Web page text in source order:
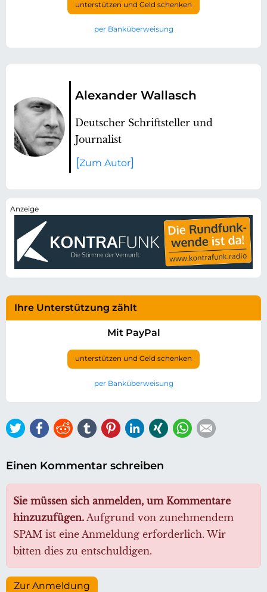
unterstützen und Geld schenken
per Banküberweisung
Alexander Wallasch
Deutscher Schriftsteller und
Journalist
Zum Autor
Ihre Unterstützung zählt
Mit PayPal
unterstützen und Geld schenken
per Banküberweisung
TwitterFacebook
ReddittumblrPinterestLinkedIn
Xing WhatsApp
Einen Kommentar schreiben
Sie müssen sich anmelden, um Kommentare
hinzuzufügen. Aufgrund von zunehmendem
SPAM ist eine Anmeldung erforderlich. Wir
bitten dies zu entschuldigen.
Zur Anmeldung